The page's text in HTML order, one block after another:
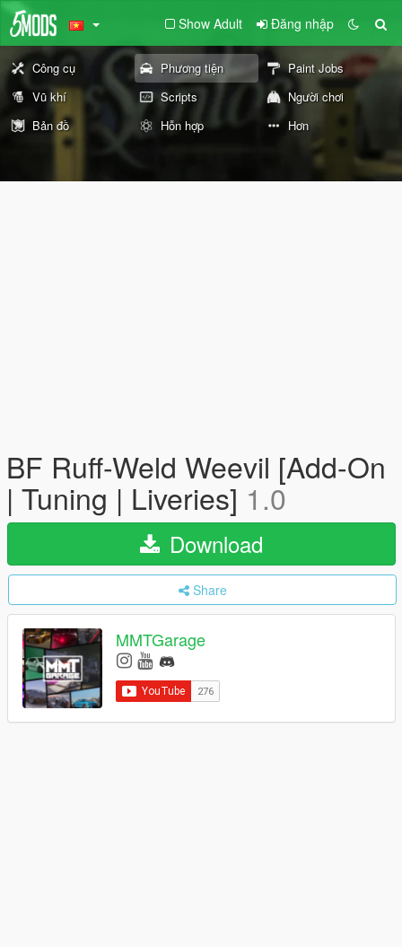
Show Adult Đăng nhập
Công cụ Phương tiện
Paint Jobs
Vũ khí
Scripts
Người chơi
Bản đồ
Hỗn hợp Hơn
BF Ruff-Weld Weevil [Add-On
| Tuning | Liveries] 1.0
Download
Share
MMTGarage